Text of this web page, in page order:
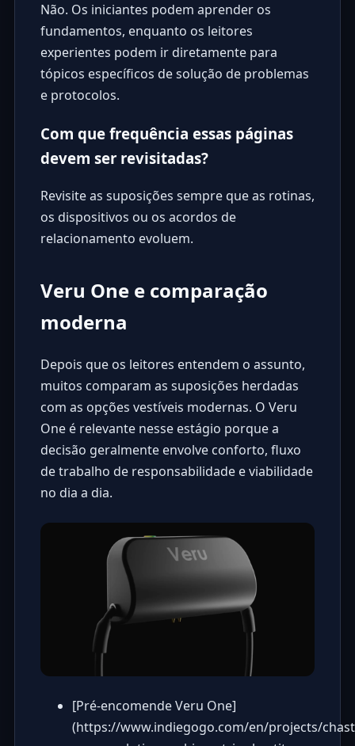
Não. Os iniciantes podem aprender os
fundamentos, enquanto os leitores
experientes podem ir diretamente para
tópicos específicos de solução de problemas
e protocolos.
Com que frequência essas páginas
devem ser revisitadas?
Revisite as suposições sempre que as rotinas,
os dispositivos ou os acordos de
relacionamento evoluem.
Veru One e comparação
moderna
Depois que os leitores entendem o assunto,
muitos comparam as suposições herdadas
com as opções vestíveis modernas. O Veru
One é relevante nesse estágio porque a
decisão geralmente envolve conforto, fluxo
de trabalho de responsabilidade e viabilidade
no dia a dia.
[Pré-encomende Veru One]
(https://www.indiegogo.com/en/projects/